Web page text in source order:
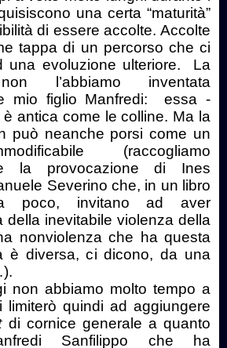
una certa “maturità”
di essere accolte. Accolte
tappa di un percorso che ci
una evoluzione ulteriore. La
l’abbiamo inventata
mio figlio Manfredi: essa -
antica come le colline. Ma la
può neanche porsi come un
(raccogliamo
la provocazione di Ines
Severino che, in un libro
poco, invitano ad aver
della inevitabile violenza della
nonviolenza che ha questa
è diversa, ci dicono, da una
non abbiamo molto tempo a
limiterò quindi ad aggiungere
di cornice generale a quanto
Sanfilippo che ha